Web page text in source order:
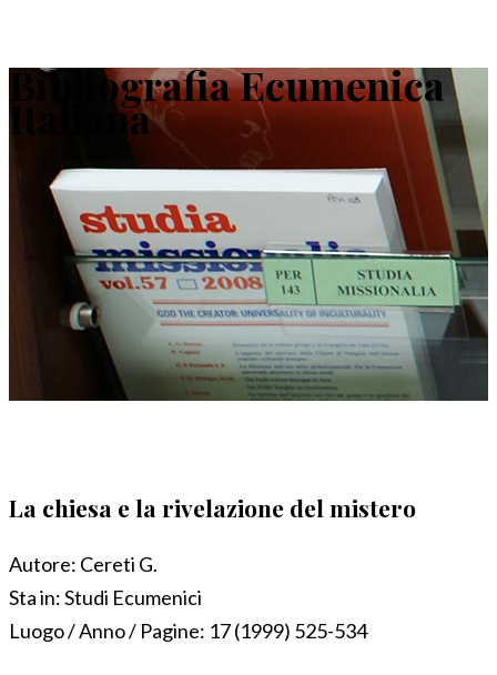
Bibliografia Ecumenica
Italiana
La chiesa e la rivelazione del mistero
Autore: Cereti G.
Sta in:Studi Ecumenici
Luogo / Anno / Pagine: 17 (1999) 525-534